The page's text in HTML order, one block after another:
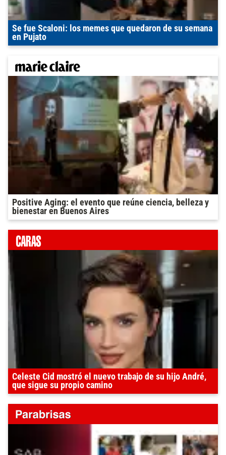
Se fue Scaloni: los memes que quedaron de su semana
en Pujato
Positive Aging: el evento que reúne ciencia, belleza y
bienestar en Buenos Aires
Celeste Cid mostró el nuevo trabajo de su hijo André,
que sigue su propio camino